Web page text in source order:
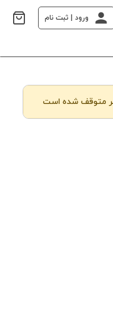
ورود | ثبت نام
متوقف شده است